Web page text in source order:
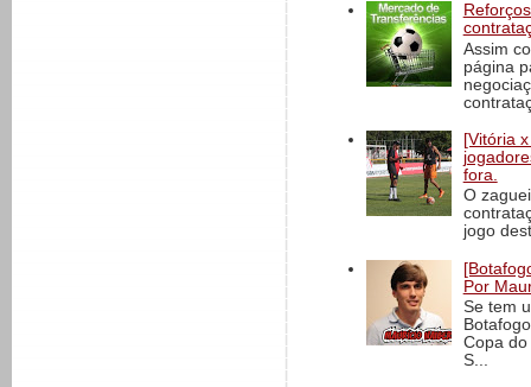
Assim
página
[Vitória
fora.
O
jogo
Por
Se tem
Copa
S...